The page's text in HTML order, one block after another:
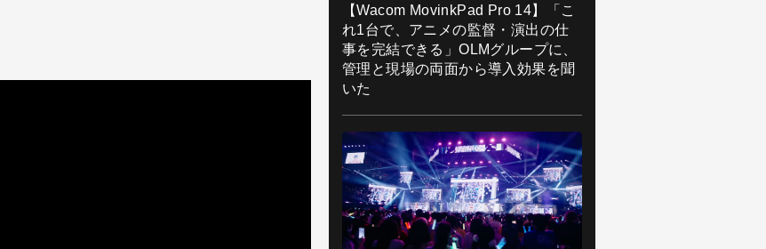
【Wacom MovinkPad Pro 14】「こ
れ1台で、アニメの監督・演出の仕
事を完結できる」OLMグループに、
管理と現場の両面から導入効果を聞
いた